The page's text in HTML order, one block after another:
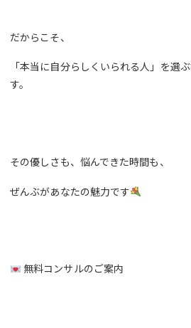
だからこそ、
「本当に自分らしくいられる人」を選
す。
その優しさも、悩んできた時間も、
ぜんぶがあなたの魅力です
無料コンサルのご案内